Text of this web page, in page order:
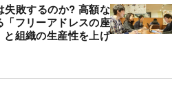
失敗するのか? 高額な
フリーアドレスの座
組織の生産性を上げ